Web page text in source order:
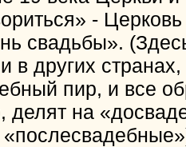
-
свадьбы».
в других
пир, и все
делят на